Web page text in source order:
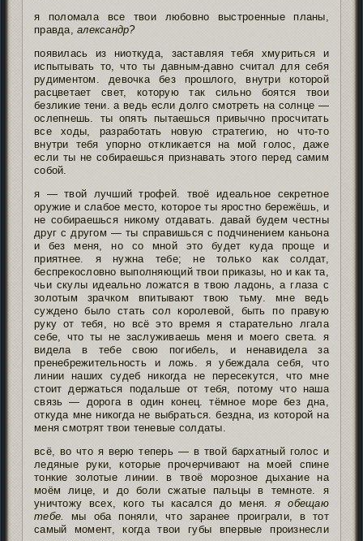
я поломала все твои любовно выстроенные планы,
правда,александр?
появилась из ниоткуда, заставляя тебя хмуриться и
испытывать то, что ты давным-давно считал для себя
рудиментом. девочка без прошлого, внутри которой
расцветает свет, которую так сильно боятся твои
безликие тени. а ведь если долго смотреть на солнце —
ослепнешь. ты опять пытаешься привычно просчитать
все ходы, разработать новую стратегию, но что-то
внутри тебя упорно откликается на мой голос, даже
если ты не собираешься признавать этого перед самим
собой.
я — твой лучший трофей. твоё идеальное секретное
оружие и слабое место, которое ты яростно бережёшь, и
не собираешься никому отдавать. давай будем честны
друг с другом — ты справишься с подчинением каньона
и без меня, но со мной это будет куда проще и
приятнее. я нужна тебе; не только как солдат,
беспрекословно выполняющий твои приказы, но и как та,
чьи скулы идеально ложатся в твою ладонь, а глаза с
золотым зрачком впитывают твою тьму. мне ведь
суждено было стать сол королевой, быть по правую
руку от тебя, но всё это время я старательно лгала
себе, что ты не заслуживаешь меня и моего света. я
видела в тебе свою погибель, и ненавидела за
пренебрежительность и ложь. я убеждала себя, что
линии наших судеб никогда не пересекутся, что мне
стоит держаться подальше от тебя, потому что наша
связь — дорога в один конец. тёмное море без дна,
откуда мне никогда не выбраться. бездна, из которой на
меня смотрят твои теневые солдаты.
всё, во что я верю теперь — в твой бархатный голос и
ледяные руки, которые прочерчивают на моей спине
тонкие золотые линии. в твоё морозное дыхание на
моём лице, и до боли сжатые пальцы в темноте. я
уничтожу всех, кого ты касался до меня.я обещаю
тебе.
мы оба поняли, что заранее проиграли, в тот
самый момент, когда твои губы впервые произнесли